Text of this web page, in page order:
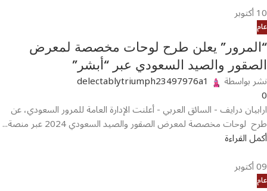
10أكتوبر
عام
“المرور” يعلن طرح لوحات مخصصة لمعرض
الصقور والصيد السعودي عبر “أبشر”
نشر بواسطة delectablytriumph23497976a1
0
ارابيان درايف - السائق العربي - أعلنت الإدارة العامة للمرور السعودي، عن
طرح لوحات مخصصة لمعرض الصقور والصيد السعودي 2024 عبر منصة...
أكمل القراءة
09أكتوبر
عام